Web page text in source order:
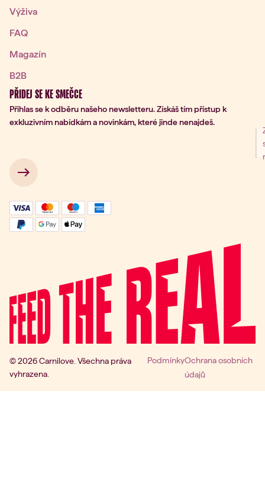
Výživa
FAQ
Magazín
B2B
PŘIDEJ SE KE SMEČCE
Přihlas se k odběru našeho newsletteru. Získáš tím přístup k
exkluzivním nabídkám a novinkám, které jinde nenajdeš.
k odběru
→
© 2026 Carnilove. Všechna práva
vyhrazena.
PodmínkyOchrana osobních
údajů